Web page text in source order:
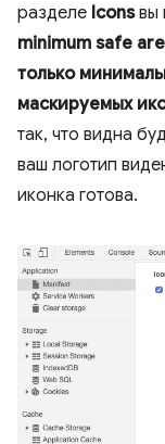
разделе Iconsвы
minimum safe
только
маскируемых
так, что видна
ваш логотип
иконка готова.